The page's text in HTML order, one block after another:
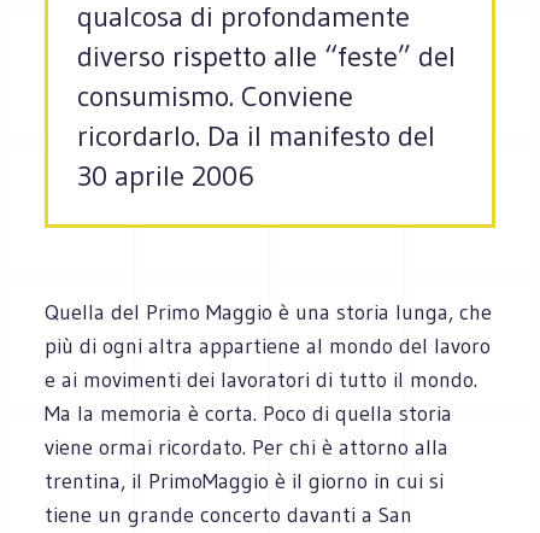
qualcosa di profondamente
diverso rispetto alle “feste” del
consumismo. Conviene
ricordarlo. Da il manifesto del
30 aprile 2006
Quella del Primo Maggio è una storia lunga, che
più di ogni altra appartiene al mondo del lavoro
e ai movimenti dei lavoratori di tutto il mondo.
Ma la memoria è corta. Poco di quella storia
viene ormai ricordato. Per chi è attorno alla
trentina, il PrimoMaggio è il giorno in cui si
tiene un grande concerto davanti a San